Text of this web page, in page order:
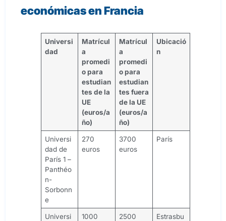
económicas en Francia
Universi
dad
Matrícul
a
promedi
o para
estudian
tes de la
UE
(euros/a
ño)
Matrícul
a
promedi
o para
estudian
tes fuera
de la UE
(euros/a
ño)
Ubicació
n
Universi
dad de
París 1 –
Panthéo
n-
Sorbonn
e
270
euros
3700
euros
París
Universi
1000
2500
Estrasbu